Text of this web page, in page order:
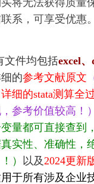
系，可享受优惠。
文件均包括excel
的参考文献原文
细的stata测算全
参考价值较高！）
量都可直接查到
实性、准确性，
）
以及 2024更新
于所有涉及企业